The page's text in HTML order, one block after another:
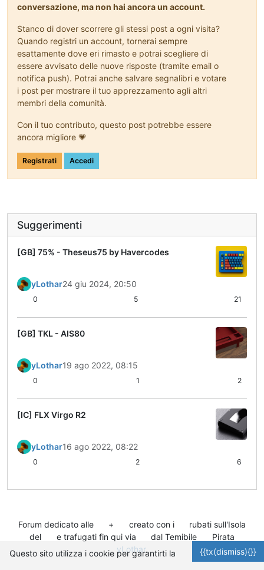
conversazione, ma non hai ancora un account.
Stanco di dover scorrere gli stessi post a ogni visita?
Quando registri un account, tornerai sempre
esattamente dove eri rimasto e potrai scegliere di
essere avvisato delle nuove risposte (tramite email o
notifica push). Potrai anche salvare segnalibri e votare
i post per mostrare il tuo apprezzamento agli altri
membri della comunità.
Con il tuo contributo, questo post potrebbe essere
ancora migliore 💗
Registrati Accedi
Suggerimenti
[GB] 75% - Theseus75 by Havercodes
yLothar24 giu 2024, 20:50
0 5 21
[GB] TKL - AIS80
yLothar19 ago 2022, 08:15
0 1 2
[IC] FLX Virgo R2
yLothar16 ago 2022, 08:22
0 2 6
Forum dedicato alle + creato con i
rubati sull'Isola
del
e trafugati fin qui via dal Temibile
Pirata
yLothar. {{tx(dismiss){}}
Questo sito utilizza i cookie per garantirti la